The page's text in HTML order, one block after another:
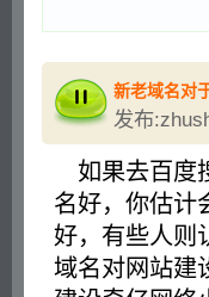
新老域名对
发布
如果去百度
名好，你估计
好，有些人则
域名对网站建